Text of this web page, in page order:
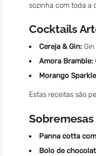
sozinha com toda a
Cocktails
Cereja & Gin:
Amora Bramble:
Morango
Estas receitas são
Sobremesas
Panna cotta
Bolo de